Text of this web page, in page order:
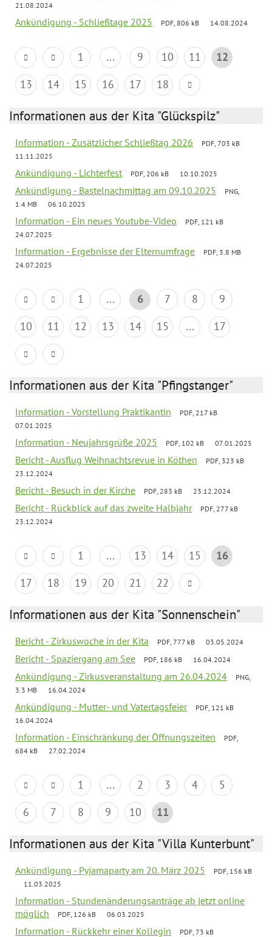
21.08.2024
Ankündigung - Schließtage 2025 PDF, 806 kB 14.08.2024
1 ... 9 10 11
12
13
14 15 16 17 18
Informationen aus der Kita "Glückspilz"
Information - Zusätzlicher Schließtag 2026
PDF, 703 kB
11.11.2025
Ankündigung - Lichterfest PDF, 206 kB 10.10.2025
Ankündigung - Bastelnachmittag am 09.10.2025
PNG,
1.4 MB
06.10.2025
Information - Ein neues Youtube-Video
PDF, 121 kB
24.07.2025
Information - Ergebnisse der Elternumfrage
PDF, 3.8 MB
24.07.2025
1 ... 6 7 8
9
10
11 12 13 14 15 ... 17
Informationen aus der Kita "Pfingstanger"
Information - Vorstellung Praktikantin
PDF, 217 kB
07.01.2025
Information - Neujahrsgrüße 2025 PDF, 102 kB 07.01.2025
Bericht - Ausflug Weihnachtsrevue in Köthen
PDF, 323 kB
23.12.2024
Bericht - Besuch in der Kirche PDF, 283 kB 23.12.2024
Bericht - Rückblick auf das zweite Halbjahr
PDF, 277 kB
23.12.2024
1 ... 13 14 15
16
17
18 19 20 21 22
Informationen aus der Kita "Sonnenschein"
Bericht - Zirkuswoche in der Kita PDF, 777 kB 03.05.2024
Bericht - Spaziergang am See PDF, 186 kB 16.04.2024
Ankündigung - Zirkusveranstaltung am 26.04.2024
PNG,
3.3 MB
16.04.2024
Ankündigung - Mutter- und Vatertagsfeier
PDF, 121 kB
16.04.2024
Information - Einschränkung der Öffnungszeiten
PDF,
684 kB
27.02.2024
1 ... 2 3 4
5
6
7 8 9 10 11
Informationen aus der Kita "Villa Kunterbunt"
Ankündigung - Pyjamaparty am 20. März 2025
PDF, 156 kB
11.03.2025
Information - Stundenänderungsanträge ab jetzt online
möglich
PDF, 126 kB 06.03.2025
Information - Rückkehr einer Kollegin PDF, 73 kB